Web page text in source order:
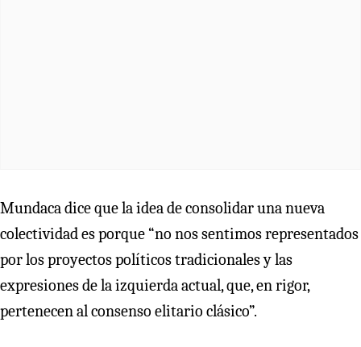
Mundaca dice que la idea de consolidar una nueva
colectividad es porque “no nos sentimos representados
por los proyectos políticos tradicionales y las
expresiones de la izquierda actual, que, en rigor,
pertenecen al consenso elitario clásico”.